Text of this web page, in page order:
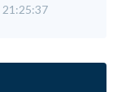
21:25:37